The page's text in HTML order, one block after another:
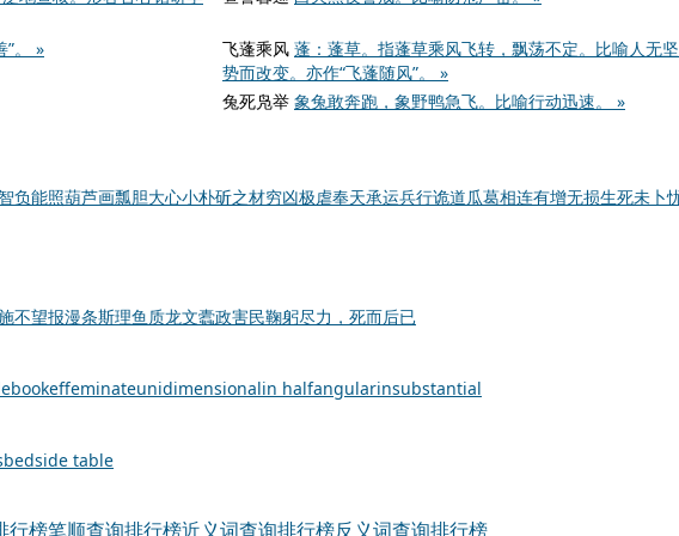
”。 » 飞蓬乘风 蓬：蓬草。指蓬草乘风飞转，飘荡不定。比喻人无
势而改变。亦作“飞蓬随风”。 »
兔死凫举 象兔敢奔跑，象野鸭急飞。比喻行动迅速。 »
负能照葫芦画瓢胆大心小朴斫之材穷凶极虐奉天承运兵行诡道瓜葛相连有增无损生死未卜
不望报漫条斯理鱼质龙文蠹政害民鞠躬尽力，死而后已
effeminateunidimensionalin halfangularinsubstantial
bedside table
行榜笔顺查询排行榜近义词查询排行榜反义词查询排行榜